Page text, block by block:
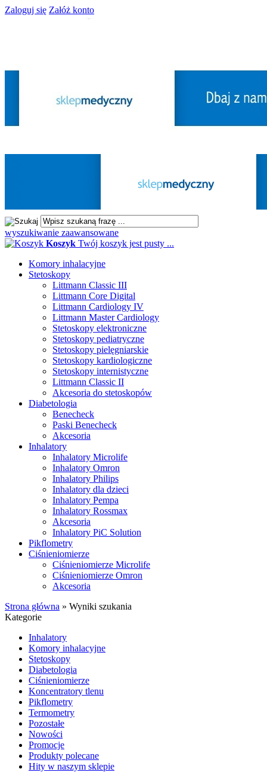
Zaloguj się Załóż konto
wyszukiwanie zaawansowane
Koszyk Twój koszyk jest pusty ...
Komory inhalacyjne
Stetoskopy
Littmann Classic III
Littmann Core Digital
Littmann Cardiology IV
Littmann Master Cardiology
Stetoskopy elektroniczne
Stetoskopy pediatryczne
Stetoskopy pielęgniarskie
Stetoskopy kardiologiczne
Stetoskopy internistyczne
Littmann Classic II
Akcesoria do stetoskopów
Diabetologia
Benecheck
Paski Benecheck
Akcesoria
Inhalatory
Inhalatory Microlife
Inhalatory Omron
Inhalatory Philips
Inhalatory dla dzieci
Inhalatory Pempa
Inhalatory Rossmax
Akcesoria
Inhalatory PiC Solution
Pikflometry
Ciśnieniomierze
Ciśnieniomierze Microlife
Ciśnieniomierze Omron
Akcesoria
Strona główna » Wyniki szukania
Kategorie
Inhalatory
Komory inhalacyjne
Stetoskopy
Diabetologia
Ciśnieniomierze
Koncentratory tlenu
Pikflometry
Termometry
Pozostałe
Nowości
Promocje
Produkty polecane
Hity w naszym sklepie